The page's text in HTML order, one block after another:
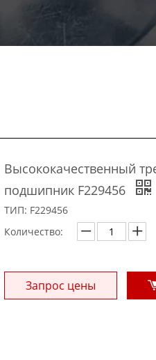
Высококачественный
подшипник F229456
ТИП: F229456
Количество:
Запрос цены